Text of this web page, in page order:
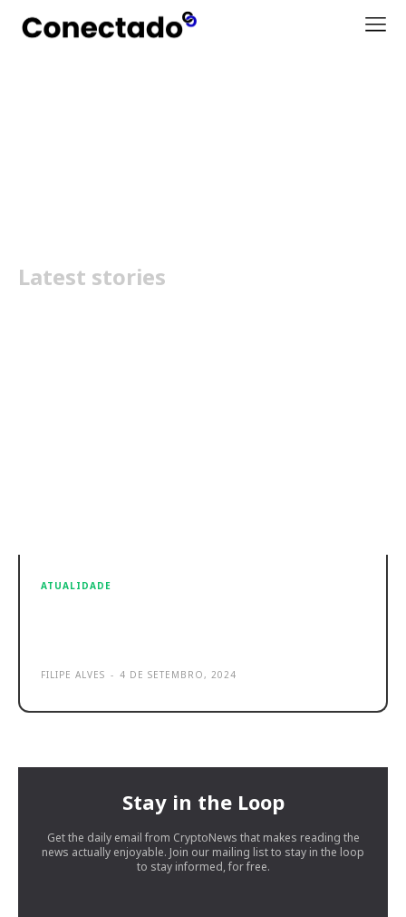
Latest stories
ATUALIDADE
FILIPE ALVES - 4 DE SETEMBRO, 2024
Stay in the Loop
Get the daily email from CryptoNews that makes reading the
news actually enjoyable. Join our mailing list to stay in the loop
to stay informed, for free.